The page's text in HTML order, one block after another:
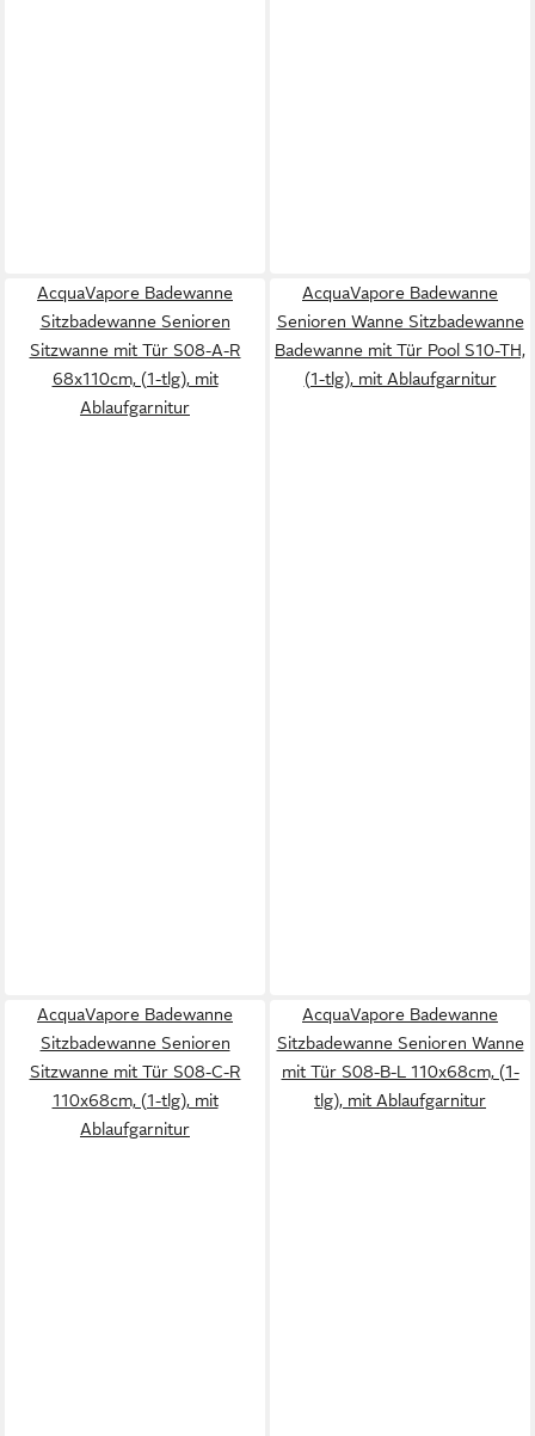
AcquaVapore Badewanne
Sitzbadewanne Senioren
Sitzwanne mit Tür S08-A-R
68x110cm, (1-tlg), mit
Ablaufgarnitur
AcquaVapore Badewanne
Senioren Wanne Sitzbadewanne
Badewanne mit Tür Pool S10-TH,
(1-tlg), mit Ablaufgarnitur
AcquaVapore Badewanne
Sitzbadewanne Senioren
Sitzwanne mit Tür S08-C-R
110x68cm, (1-tlg), mit
Ablaufgarnitur
AcquaVapore Badewanne
Sitzbadewanne Senioren Wanne
mit Tür S08-B-L 110x68cm, (1-
tlg), mit Ablaufgarnitur